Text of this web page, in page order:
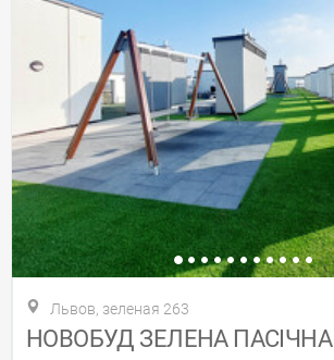
Львов, зеленая 263
НОВОБУД ЗЕЛЕНА ПАСІЧНА